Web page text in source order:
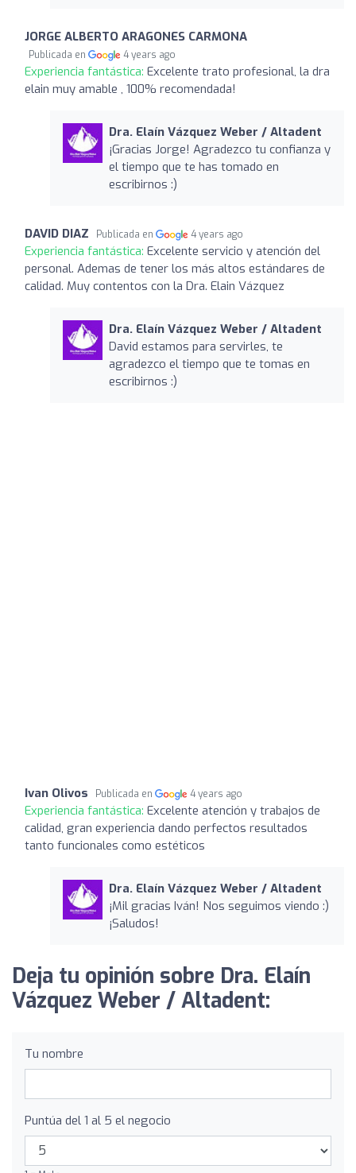
JORGE ALBERTO ARAGONES CARMONA
Publicada en 4 years ago
Experiencia fantástica: Excelente trato profesional, la dra
elain muy amable , 100% recomendada!
Dra. Elaín Vázquez Weber / Altadent
¡Gracias Jorge! Agradezco tu confianza y
el tiempo que te has tomado en
escribirnos :)
DAVID DIAZ Publicada en 4 years ago
Experiencia fantástica: Excelente servicio y atención del
personal. Ademas de tener los más altos estándares de
calidad. Muy contentos con la Dra. Elain Vázquez
Dra. Elaín Vázquez Weber / Altadent
David estamos para servirles, te
agradezco el tiempo que te tomas en
escribirnos :)
Ivan Olivos Publicada en 4 years ago
Experiencia fantástica: Excelente atención y trabajos de
calidad, gran experiencia dando perfectos resultados
tanto funcionales como estéticos
Dra. Elaín Vázquez Weber / Altadent
¡Mil gracias Iván! Nos seguimos viendo :)
¡Saludos!
Deja tu opinión sobre Dra. Elaín
Vázquez Weber / Altadent:
Tu nombre
Puntúa del 1 al 5 el negocio